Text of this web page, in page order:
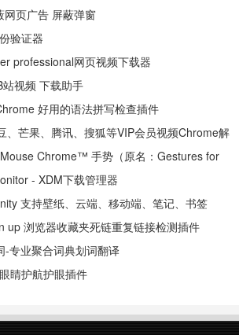
网页广告 屏蔽弹窗
验证器
professional网页视频下载器
视频 下载助手
好用的语法拼写检查插件
、芒果、腾讯、搜狐等VIP会员视频Chrome解
Chrome™ 手势（原名：Gestures for
- XDM下载管理器
支持壁纸、云端、移动端、笔记、书签
up 浏览器收藏夹死链重复链接检测插件
-专业聚合词典划词翻译
睛护航护眼插件